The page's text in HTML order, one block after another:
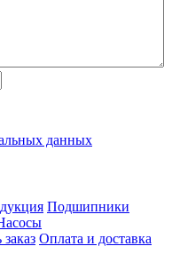
данных
Подшипники
Оплата и доставка